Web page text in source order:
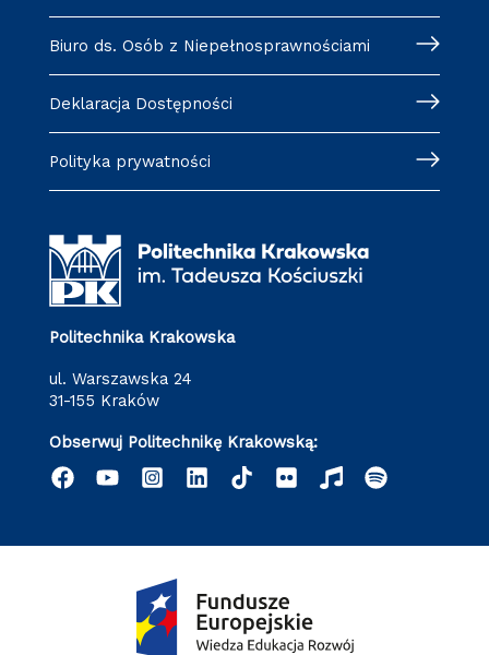
Biuro ds. Osób z Niepełnosprawnościami
Deklaracja Dostępności
Polityka prywatności
Politechnika Krakowska
ul. Warszawska 24
31-155 Kraków
Obserwuj Politechnikę Krakowską: